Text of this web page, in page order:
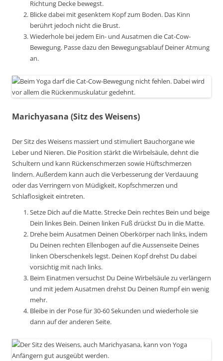
Richtung Decke bewegst.
Blicke dabei mit gesenktem Kopf zum Boden. Das Kinn
berührt jedoch nicht die Brust.
Wiederhole bei jedem Ein- und Ausatmen die Cat-Cow-
Bewegung. Passe dazu den Bewegungsablauf Deiner Atmung
an.
Marichyasana (Sitz des Weisens)
Der Sitz des Weisens massiert und stimuliert Bauchorgane wie
Leber und Nieren. Die Position stärkt die Wirbelsäule, dehnt die
Schultern und kann Rückenschmerzen sowie Hüftschmerzen
lindern. Außerdem kann auch die Verbesserung der Verdauung
oder das Verringern von Müdigkeit, Kopfschmerzen und
Schlaflosigkeit eintreten.
Setze Dich auf die Matte. Strecke Dein rechtes Bein und beige
Dein linkes Bein. Deinen linken Fuß drückst Du in die Matte.
Drehe beim Ausatmen Deinen Oberkörper nach links, indem
Du Deinen rechten Ellenbogen auf die Aussenseite Deines
linken Oberschenkels legst. Deinen Kopf drehst Du dabei
vorsichtig mit nach links.
Beim Einatmen versuchst Du Deine Wirbelsäule zu verlängern
und mit jedem Ausatmen drehst Du Deinen Rumpf ein wenig
mehr.
Bleibe in der Pose für 30-60 Sekunden und wiederhole sie
dann auf der anderen Seite.